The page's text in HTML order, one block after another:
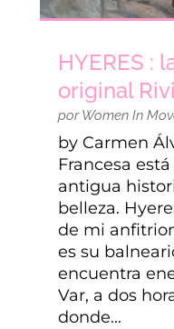
HYERES :
original
porWomen In
by Carmen
Francesa
antigua
belleza.
de mi
es su
encuentra
Var, a dos
donde...